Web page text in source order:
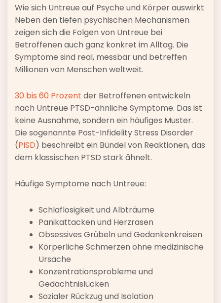
Wie sich Untreue auf Psyche und Körper auswirkt
Neben den tiefen psychischen Mechanismen
zeigen sich die Folgen von Untreue bei
Betroffenen auch ganz konkret im Alltag. Die
Symptome sind real, messbar und betreffen
Millionen von Menschen weltweit.
30 bis 60 Prozent der Betroffenen entwickeln
nach Untreue PTSD-ähnliche Symptome. Das ist
keine Ausnahme, sondern ein häufiges Muster.
Die sogenannte Post-Infidelity Stress Disorder
(PISD) beschreibt ein Bündel von Reaktionen, das
dem klassischen PTSD stark ähnelt.
Häufige Symptome nach Untreue:
Schlaflosigkeit und Albträume
Panikattacken und Herzrasen
Obsessives Grübeln und Gedankenkreisen
Körperliche Schmerzen ohne medizinische
Ursache
Konzentrationsprobleme und
Gedächtnislücken
Sozialer Rückzug und Isolation